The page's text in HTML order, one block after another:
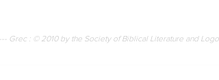
Grec : © 2010 by the Society of Biblical Literature and